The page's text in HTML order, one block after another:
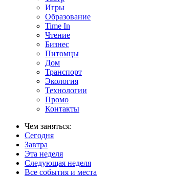
Игры
Образование
Time In
Чтение
Бизнес
Питомцы
Дом
Транспорт
Экология
Технологии
Промо
Контакты
Чем заняться:
Сегодня
Завтра
Эта неделя
Следующая неделя
Все события и места